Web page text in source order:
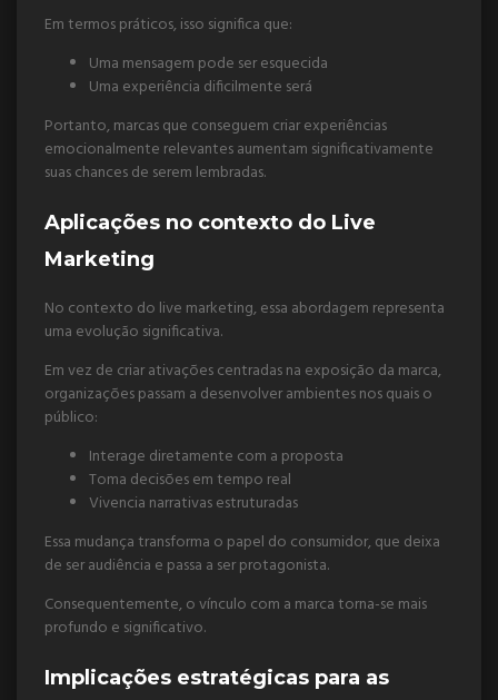
Em termos práticos, isso significa que:
Uma mensagem pode ser esquecida
Uma experiência dificilmente será
Portanto, marcas que conseguem criar experiências
emocionalmente relevantes aumentam significativamente
suas chances de serem lembradas.
Aplicações no contexto do Live
Marketing
No contexto do live marketing, essa abordagem representa
uma evolução significativa.
Em vez de criar ativações centradas na exposição da marca,
organizações passam a desenvolver ambientes nos quais o
público:
Interage diretamente com a proposta
Toma decisões em tempo real
Vivencia narrativas estruturadas
Essa mudança transforma o papel do consumidor, que deixa
de ser audiência e passa a ser protagonista.
Consequentemente, o vínculo com a marca torna-se mais
profundo e significativo.
Implicações estratégicas para as